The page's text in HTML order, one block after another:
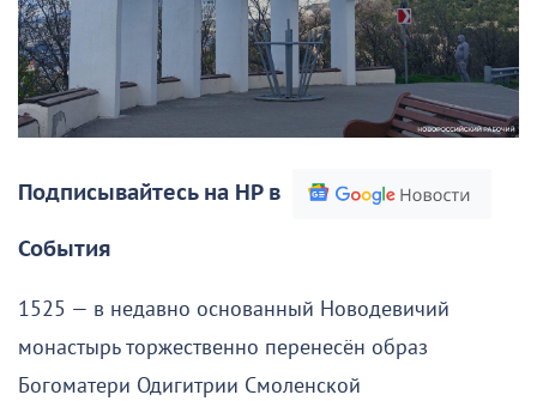
Подписывайтесь на НР в
События
1525 — в недавно основанный Новодевичий
монастырь торжественно перенесён образ
Богоматери Одигитрии Смоленской